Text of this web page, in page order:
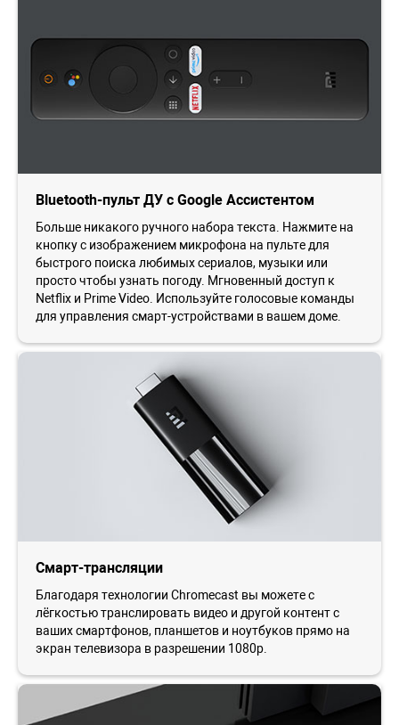
Bluetooth-пульт ДУ с Google Ассистентом
Больше никакого ручного набора текста. Нажмите на
кнопку с изображением микрофона на пульте для
быстрого поиска любимых сериалов, музыки или
просто чтобы узнать погоду. Мгновенный доступ к
Netflix и Prime Video. Используйте голосовые команды
для управления смарт-устройствами в вашем доме.
Смарт-трансляции
Благодаря технологии Chromecast вы можете с
лёгкостью транслировать видео и другой контент с
ваших смартфонов, планшетов и ноутбуков прямо на
экран телевизора в разрешении 1080p.